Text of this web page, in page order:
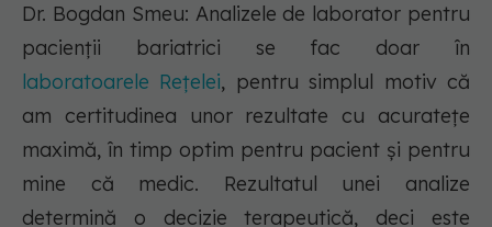
Dr. Bogdan Smeu: Analizele de laborator pentru
pacienții bariatrici se fac doar în
laboratoarele Rețelei, pentru simplul motiv că
am certitudinea unor rezultate cu acuratețe
maximă, în timp optim pentru pacient și pentru
mine că medic. Rezultatul unei analize
determină o decizie terapeutică, deci este